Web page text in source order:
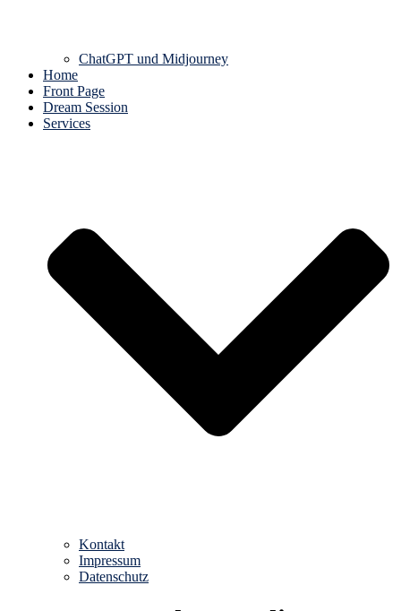
ChatGPT und Midjourney
Home
Front Page
Dream Session
Services
Kontakt
Impressum
Datenschutz